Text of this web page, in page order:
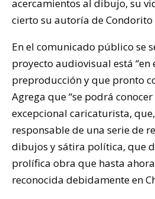
acercamientos al dibujo, su
cierto su autoría de Condorito
En el comunicado público se
proyecto audiovisual está “en
preproducción y que pronto
Agrega que “se podrá
excepcional caricaturista,
responsable de una serie de
dibujos y sátira política, que
prolífica obra que hasta
reconocida debidamente en